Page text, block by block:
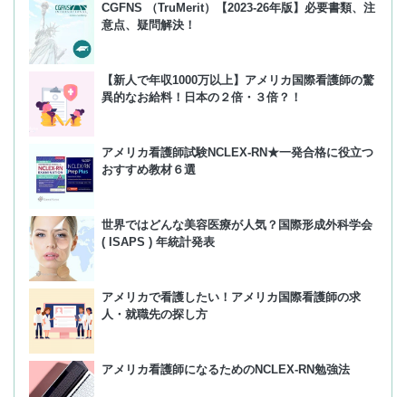
CGFNS （TruMerit）【2023-26年版】必要書類、注
意点、疑問解決！
【新人で年収1000万以上】アメリカ国際看護師の驚
異的なお給料！日本の２倍・３倍？！
アメリカ看護師試験NCLEX-RN★一発合格に役立つ
おすすめ教材６選
世界ではどんな美容医療が人気？国際形成外科学会
( ISAPS ) 年統計発表
アメリカで看護したい！アメリカ国際看護師の求
人・就職先の探し方
アメリカ看護師になるためのNCLEX-RN勉強法